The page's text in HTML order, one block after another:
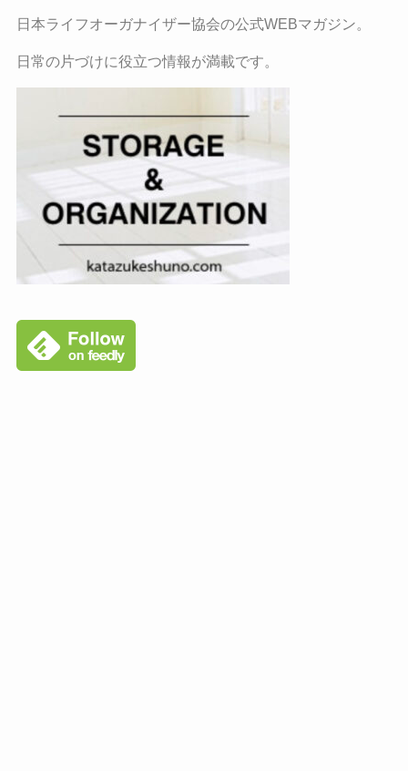
日本ライフオーガナイザー協会の公式WEBマガジン。
日常の片づけに役立つ情報が満載です。